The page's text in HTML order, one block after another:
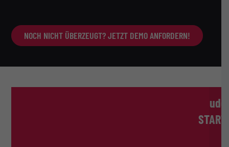
NOCH NICHT ÜBERZEUGT? JETZT DEMO ANFORDERN!
udo